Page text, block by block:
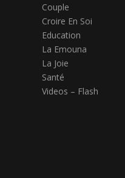
Couple
Croire En Soi
Education
La Emouna
La Joie
Santé
Videos – Flash